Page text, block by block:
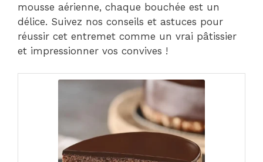
mousse aérienne, chaque bouchée est un
délice. Suivez nos conseils et astuces pour
réussir cet entremet comme un vrai pâtissier
et impressionner vos convives !